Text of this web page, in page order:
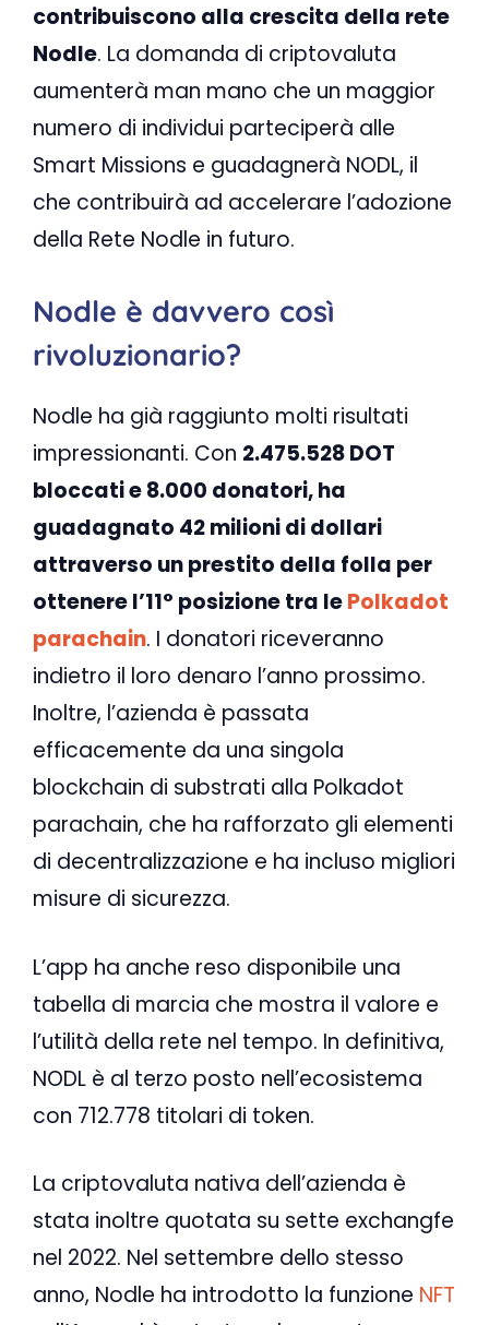
contribuiscono alla crescita della rete
Nodle. La domanda di criptovaluta
aumenterà man mano che un maggior
numero di individui parteciperà alle
Smart Missions e guadagnerà NODL, il
che contribuirà ad accelerare l’adozione
della Rete Nodle in futuro.
Nodle è davvero così
rivoluzionario?
Nodle ha già raggiunto molti risultati
impressionanti. Con 2.475.528 DOT
bloccati e 8.000 donatori, ha
guadagnato 42 milioni di dollari
attraverso un prestito della folla per
ottenere l’11° posizione tra lePolkadot
parachain. I donatori riceveranno
indietro il loro denaro l’anno prossimo.
Inoltre, l’azienda è passata
efficacemente da una singola
blockchain di substrati alla Polkadot
parachain, che ha rafforzato gli elementi
di decentralizzazione e ha incluso migliori
misure di sicurezza.
L’app ha anche reso disponibile una
tabella di marcia che mostra il valore e
l’utilità della rete nel tempo. In definitiva,
NODL è al terzo posto nell’ecosistema
con 712.778 titolari di token.
La criptovaluta nativa dell’azienda è
stata inoltre quotata su sette exchangfe
nel 2022. Nel settembre dello stesso
anno, Nodle ha introdotto la funzione NFT